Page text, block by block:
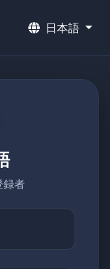
日本語
録者